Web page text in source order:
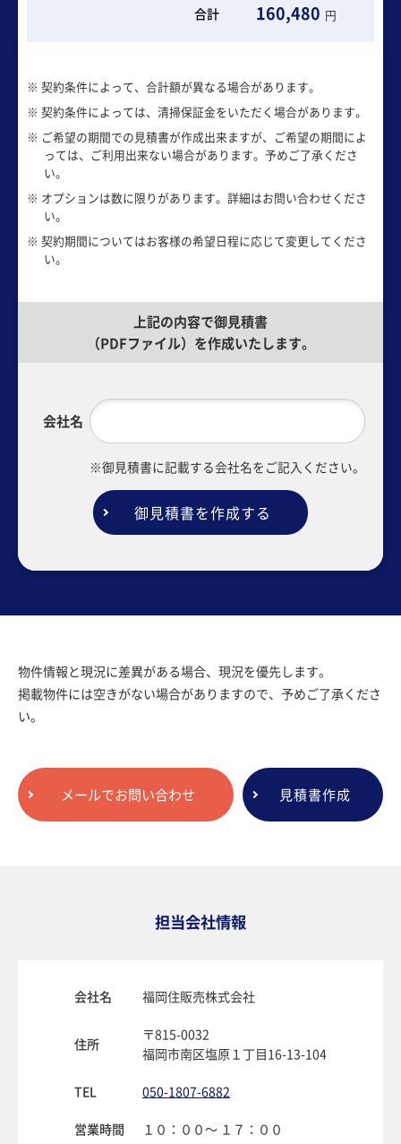
合計 160,480 円
※ 契約条件によって、合計額が異なる場合があります。
※ 契約条件によっては、清掃保証金をいただく場合があります。
※ ご希望の期間での見積書が作成出来ますが、ご希望の期間によ
っては、ご利用出来ない場合があります。予めご了承くださ
い。
※ オプションは数に限りがあります。詳細はお問い合わせくださ
い。
※ 契約期間についてはお客様の希望日程に応じて変更してくださ
い。
上記の内容で御見積書
（PDFファイル）を作成いたします。
会社名
※御見積書に記載する会社名をご記入ください。
御見積書を作成する
物件情報と現況に差異がある場合、現況を優先します。
掲載物件には空きがない場合がありますので、予めご了承くださ
い。
メールでお問い合わせ 見積書作成
担当会社情報
会社名 福岡住販売株式会社
住所
〒815-0032
福岡市南区塩原１丁目16-13-104
TEL
050-1807-6882
営業時間
１０：００〜 １７：００